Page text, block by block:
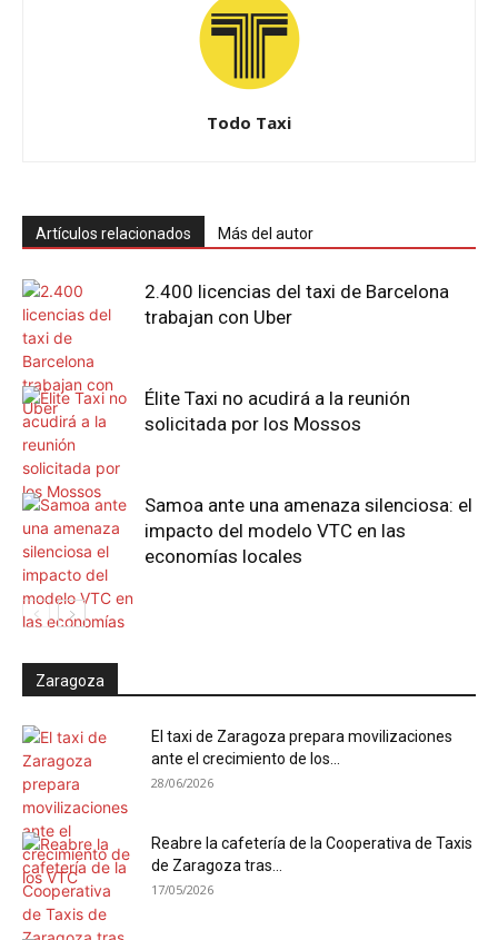
Todo Taxi
Artículos relacionados Más del autor
2.400 licencias del taxi de Barcelona
trabajan con Uber
Élite Taxi no acudirá a la reunión
solicitada por los Mossos
Samoa ante una amenaza silenciosa: el
impacto del modelo VTC en las
economías locales
Zaragoza
El taxi de Zaragoza prepara movilizaciones
ante el crecimiento de los...
28/06/2026
Reabre la cafetería de la Cooperativa de Taxis
de Zaragoza tras...
17/05/2026